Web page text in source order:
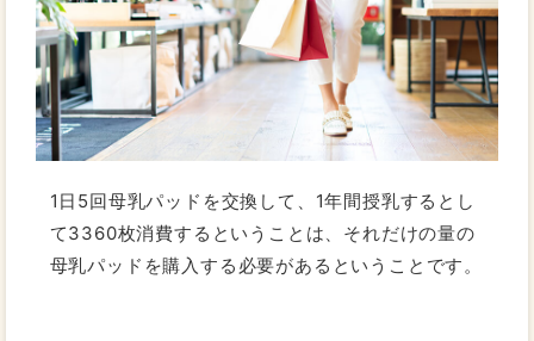
1日5回母乳パッドを交換して、1年間授乳するとし
て3360枚消費するということは、それだけの量の
母乳パッドを購入する必要があるということです。